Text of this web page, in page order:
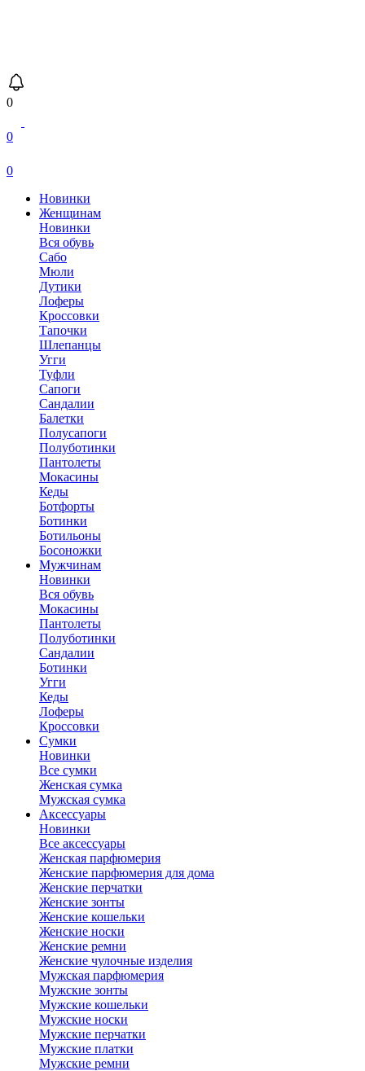
0
0
0
Новинки
Женщинам
Новинки
Вся обувь
Сабо
Мюли
Дутики
Лоферы
Кроссовки
Тапочки
Шлепанцы
Угги
Туфли
Сапоги
Сандалии
Балетки
Полусапоги
Полуботинки
Пантолеты
Мокасины
Кеды
Ботфорты
Ботинки
Ботильоны
Босоножки
Мужчинам
Новинки
Вся обувь
Мокасины
Пантолеты
Полуботинки
Сандалии
Ботинки
Угги
Кеды
Лоферы
Кроссовки
Сумки
Новинки
Все сумки
Женская сумка
Мужская сумка
Аксессуары
Новинки
Все аксессуары
Женская парфюмерия
Женские парфюмерия для дома
Женские перчатки
Женские зонты
Женские кошельки
Женские носки
Женские ремни
Женские чулочные изделия
Мужская парфюмерия
Мужские зонты
Мужские кошельки
Мужские носки
Мужские перчатки
Мужские платки
Мужские ремни